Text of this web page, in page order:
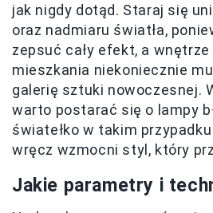
jak nigdy dotąd. Staraj się
oraz nadmiaru światła,
zepsuć cały efekt, a
mieszkania niekoniecznie
galerię sztuki nowoczesnej.
warto postarać się o lampy
światełko w takim
wręcz wzmocni styl, który
Jakie parametry i